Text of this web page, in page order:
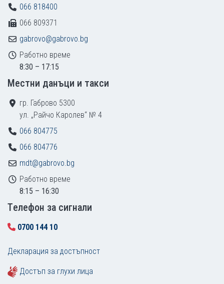
066 818400
066 809371
gabrovo@gabrovo.bg
Работно време
8:30 – 17:15
Местни данъци и такси
гр. Габрово 5300
ул. „Райчо Каролев“ № 4
066 804775
066 804776
mdt@gabrovo.bg
Работно време
8:15 – 16:30
Tелефон за сигнали
0700 144 10
Декларация за достъпност
Достъп за глухи лица